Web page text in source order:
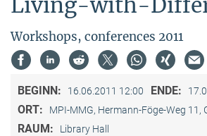
Workshops, conferences 2011
BEGINN: 16.06.2011 12:00 ENDE:
ORT: MPI-MMG, Hermann-Föge-Weg 11,
RAUM: Library Hall